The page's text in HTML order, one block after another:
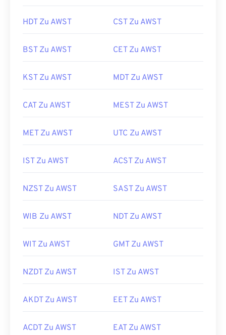
HDT Zu AWST CST Zu AWST
BST Zu AWST CET Zu AWST
KST Zu AWST MDT Zu AWST
CAT Zu AWST MEST Zu AWST
MET Zu AWST UTC Zu AWST
IST Zu AWST ACST Zu AWST
NZST Zu AWST SAST Zu AWST
WIB Zu AWST NDT Zu AWST
WIT Zu AWST GMT Zu AWST
NZDT Zu AWST IST Zu AWST
AKDT Zu AWST EET Zu AWST
ACDT Zu AWST EAT Zu AWST